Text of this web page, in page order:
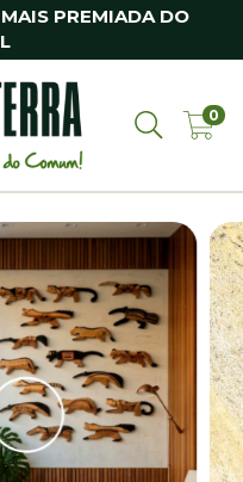
PREMIADA DO
0